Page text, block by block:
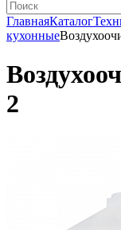
ГлавнаяКаталог
кухонные
2